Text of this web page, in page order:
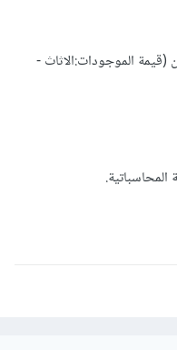
الموجودات:الاثاث -